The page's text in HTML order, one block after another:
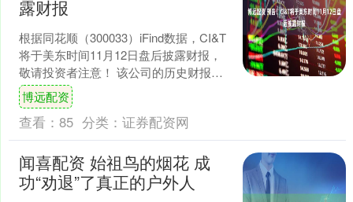
露财报
根据同花顺（300033）iFind数据，CI&T
将于美东时间11月12日盘后披露财报，
敬请投资者注意！ 该公司的历史财报披
露情况： 日期（美东时间）发布时间
段....
博远配资
查看： 85 分类： 证券配资网
闻喜配资 始祖鸟的烟花 成
功“劝退”了真正的户外人